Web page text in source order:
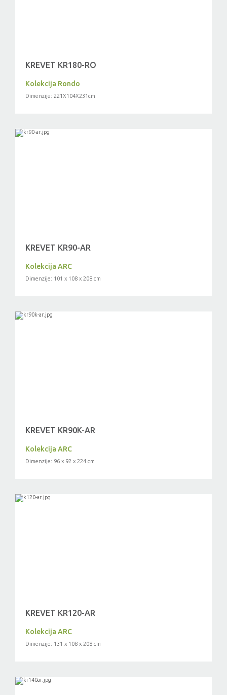
KREVET KR180-RO
Kolekcija Rondo
Dimenzije: 221X104X231cm
KREVET KR90-AR
Kolekcija ARC
Dimenzije: 101 x 108 x 208 cm
KREVET KR90K-AR
Kolekcija ARC
Dimenzije: 96 x 92 x 224 cm
KREVET KR120-AR
Kolekcija ARC
Dimenzije: 131 x 108 x 208 cm